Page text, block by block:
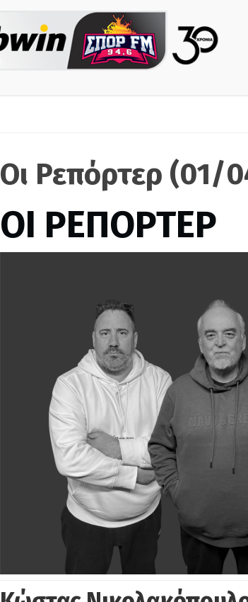
Οι Ρεπόρτερ (01/
ΟΙ ΡΕΠΟΡΤΕΡ